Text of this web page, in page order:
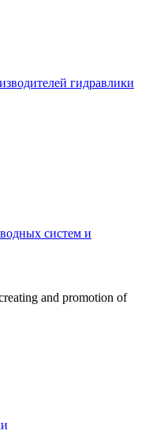
гидравлики
систем и
and promotion of